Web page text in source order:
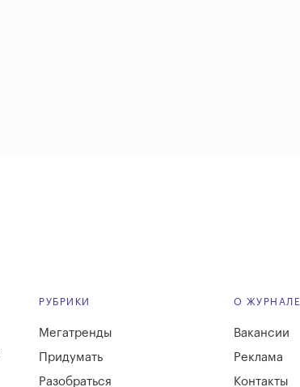
РУБРИКИ
Мегатренды
Придумать
Разобраться
О ЖУРНАЛЕ
Вакансии
Реклама
Контакты